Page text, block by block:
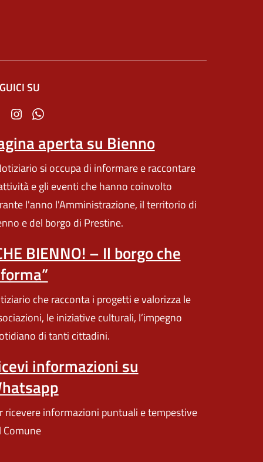
scheda).
SU
aperta su Bienno
si occupa di informare e raccontare
e gli eventi che hanno coinvolto
l'anno l'Amministrazione, il territorio di
e del borgo di Prestine.
BIENNO! – Il borgo che
che racconta i progetti e valorizza le
le iniziative culturali, l’impegno
di tanti cittadini.
informazioni su
ricevere informazioni puntuali e tempestive
Comune